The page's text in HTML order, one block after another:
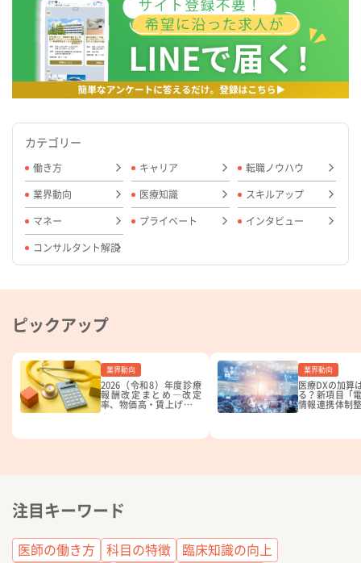
ピックアップ
業界動向
2026（令和8）年度診療
報酬改定まとめ―改定
率、物価高・賃上げ対応
業界動向
医療DXの加算
る？新項目「
情報連携体制
注目キーワード
医師の働き方 科目の特徴 臨床知識の向上
カテゴリー
働き方 キャリア 転職ノウハウ
業界動向 医療知識 スキルアップ
マネー プライベート インタビュー
コンサルタント解説